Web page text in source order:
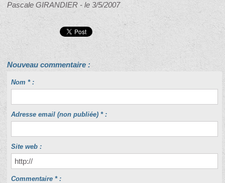
Pascale GIRANDIER - le 3/5/2007
Nouveau commentaire :
Nom * :
Adresse email (non publiée) * :
Site web :
Commentaire * :